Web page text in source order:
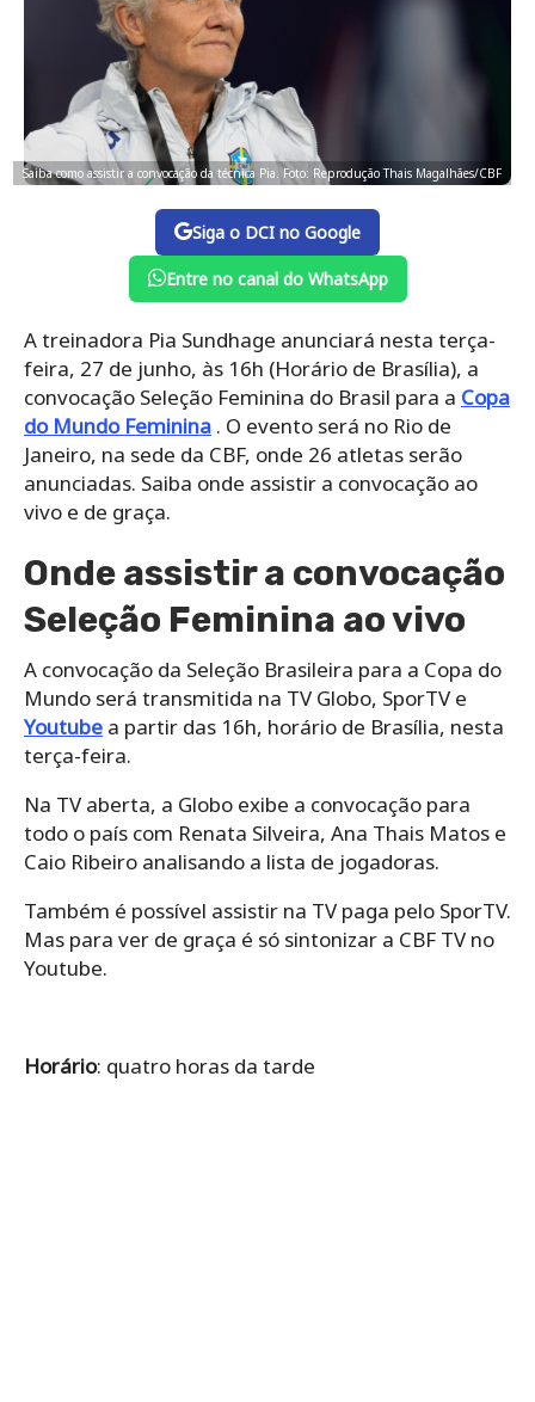
Saiba como assistir a convocação da técnica Pia. Foto: Reprodução Thais Magalhães/CBF
Siga o DCI no Google
Entre no canal do WhatsApp
A treinadora Pia Sundhage anunciará nesta terça-
feira, 27 de junho, às 16h (Horário de Brasília), a
convocação Seleção Feminina do Brasil para a Copa
do Mundo Feminina . O evento será no Rio de
Janeiro, na sede da CBF, onde 26 atletas serão
anunciadas. Saiba onde assistir a convocação ao
vivo e de graça.
Onde assistir a convocação
Seleção Feminina ao vivo
A convocação da Seleção Brasileira para a Copa do
Mundo será transmitida na TV Globo, SporTV e
Youtube a partir das 16h, horário de Brasília, nesta
terça-feira.
Na TV aberta, a Globo exibe a convocação para
todo o país com Renata Silveira, Ana Thais Matos e
Caio Ribeiro analisando a lista de jogadoras.
Também é possível assistir na TV paga pelo SporTV.
Mas para ver de graça é só sintonizar a CBF TV no
Youtube.
Horário: quatro horas da tarde